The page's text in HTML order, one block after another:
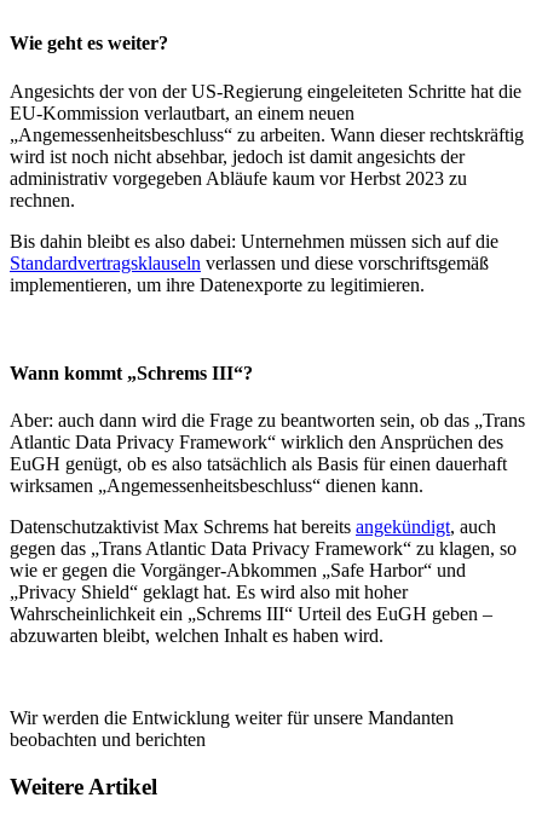
Wie geht es weiter?
Angesichts der von der US-Regierung eingeleiteten Schritte hat die
EU-Kommission verlautbart, an einem neuen
„Angemessenheitsbeschluss“ zu arbeiten. Wann dieser rechtskräftig
wird ist noch nicht absehbar, jedoch ist damit angesichts der
administrativ vorgegeben Abläufe kaum vor Herbst 2023 zu
rechnen.
Bis dahin bleibt es also dabei: Unternehmen müssen sich auf die
Standardvertragsklauseln verlassen und diese vorschriftsgemäß
implementieren, um ihre Datenexporte zu legitimieren.
Wann kommt „Schrems III“?
Aber: auch dann wird die Frage zu beantworten sein, ob das „Trans
Atlantic Data Privacy Framework“ wirklich den Ansprüchen des
EuGH genügt, ob es also tatsächlich als Basis für einen dauerhaft
wirksamen „Angemessenheitsbeschluss“ dienen kann.
Datenschutzaktivist Max Schrems hat bereits angekündigt, auch
gegen das „Trans Atlantic Data Privacy Framework“ zu klagen, so
wie er gegen die Vorgänger-Abkommen „Safe Harbor“ und
„Privacy Shield“ geklagt hat. Es wird also mit hoher
Wahrscheinlichkeit ein „Schrems III“ Urteil des EuGH geben –
abzuwarten bleibt, welchen Inhalt es haben wird.
Wir werden die Entwicklung weiter für unsere Mandanten
beobachten und berichten
Weitere Artikel